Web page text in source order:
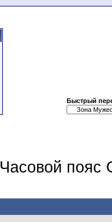
Быстрый
Часовой пояс